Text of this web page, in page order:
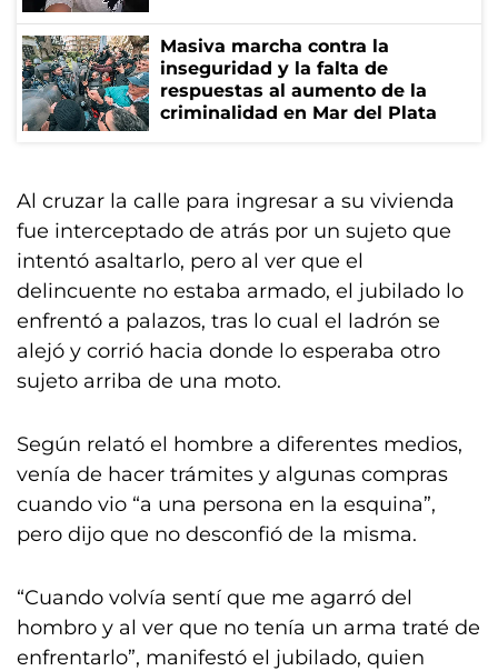
Masiva marcha contra la
inseguridad y la falta de
respuestas al aumento de la
criminalidad en Mar del Plata
Al cruzar la calle para ingresar a su vivienda
fue interceptado de atrás por un sujeto que
intentó asaltarlo, pero al ver que el
delincuente no estaba armado, el jubilado lo
enfrentó a palazos, tras lo cual el ladrón se
alejó y corrió hacia donde lo esperaba otro
sujeto arriba de una moto.
Según relató el hombre a diferentes medios,
venía de hacer trámites y algunas compras
cuando vio “a una persona en la esquina”,
pero dijo que no desconfió de la misma.
“Cuando volvía sentí que me agarró del
hombro y al ver que no tenía un arma traté de
enfrentarlo”, manifestó el jubilado, quien